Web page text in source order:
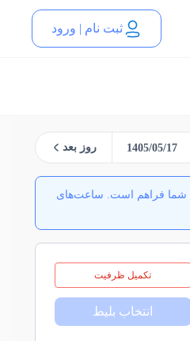
ثبت نام | ورود
1405/05/17 روز بعد
شما فراهم است. ساعت‌های
تکمیل ظرفیت
انتخاب بلیط